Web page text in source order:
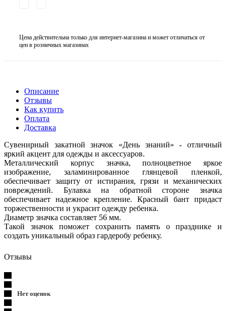
Цена действительна только для интернет-магазина и может отличаться от
цен в розничных магазинах
Описание
Отзывы
Как купить
Оплата
Доставка
Сувенирный закатной значок «День знаний» - отличный
яркий акцент для одежды и аксессуаров.
Металлический корпус значка, полноцветное яркое
изображение, заламинированное глянцевой пленкой,
обеспечивает защиту от истирания, грязи и механических
повреждений. Булавка на обратной стороне значка
обеспечивает надежное крепление. Красный бант придаст
торжественности и украсит одежду ребенка.
Диаметр значка составляет 56 мм.
Такой значок поможет сохранить память о празднике и
создать уникальный образ гардеробу ребенку.
Отзывы
Нет оценок